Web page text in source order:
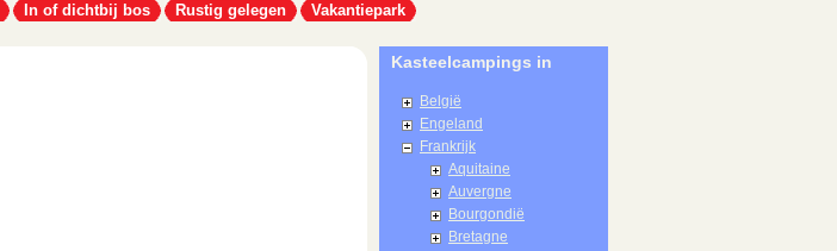
In of dichtbij bos Rustig gelegen Vakantiepark
Kasteelcampings in
België
Engeland
Frankrijk
Aquitaine
Auvergne
Bourgondië
Bretagne